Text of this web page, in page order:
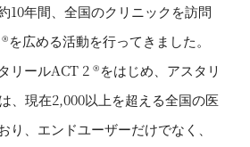
10年間、全国のクリニックを訪問
を広める活動を行ってきました。
リールACT 2 ®をはじめ、アスタリ
、現在2,000以上を超える全国の医
り、エンドユーザーだけでなく、